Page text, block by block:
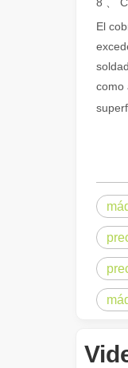
la fabricación
del corte En
El
como